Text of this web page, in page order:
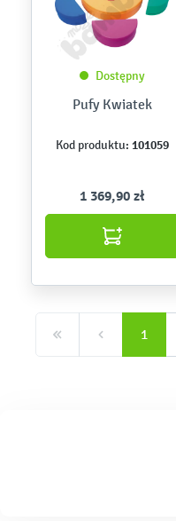
Dostępny
Pufy Kwiatek
Kod produktu: 101059
1 369,90 zł
1